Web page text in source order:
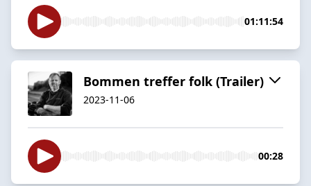
01:11:54
Bommen treffer folk (Trailer)
2023-11-06
00:28